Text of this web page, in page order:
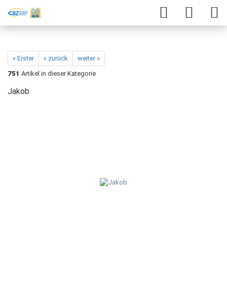
« Erster « zurück
weiter »
751 Artikel in dieser Kategorie
Jakob